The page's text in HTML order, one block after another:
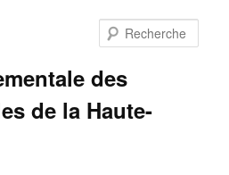
des
de la Haute-